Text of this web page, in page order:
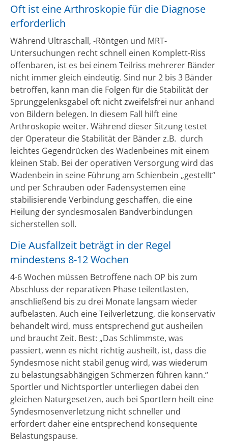
Oft ist eine Arthroskopie für die Diagnose
erforderlich
Während Ultraschall, -Röntgen und MRT-
Untersuchungen recht schnell einen Komplett-Riss
offenbaren, ist es bei einem Teilriss mehrerer Bänder
nicht immer gleich eindeutig. Sind nur 2 bis 3 Bänder
betroffen, kann man die Folgen für die Stabilität der
Sprunggelenksgabel oft nicht zweifelsfrei nur anhand
von Bildern belegen. In diesem Fall hilft eine
Arthroskopie weiter. Während dieser Sitzung testet
der Operateur die Stabilität der Bänder z.B. durch
leichtes Gegendrücken des Wadenbeines mit einem
kleinen Stab. Bei der operativen Versorgung wird das
Wadenbein in seine Führung am Schienbein „gestellt“
und per Schrauben oder Fadensystemen eine
stabilisierende Verbindung geschaffen, die eine
Heilung der syndesmosalen Bandverbindungen
sicherstellen soll.
Die Ausfallzeit beträgt in der Regel
mindestens 8-12 Wochen
4-6 Wochen müssen Betroffene nach OP bis zum
Abschluss der reparativen Phase teilentlasten,
anschließend bis zu drei Monate langsam wieder
aufbelasten. Auch eine Teilverletzung, die konservativ
behandelt wird, muss entsprechend gut ausheilen
und braucht Zeit. Best: „Das Schlimmste, was
passiert, wenn es nicht richtig ausheilt, ist, dass die
Syndesmose nicht stabil genug wird, was wiederum
zu belastungsabhängigen Schmerzen führen kann.“
Sportler und Nichtsportler unterliegen dabei den
gleichen Naturgesetzen, auch bei Sportlern heilt eine
Syndesmosenverletzung nicht schneller und
erfordert daher eine entsprechend konsequente
Belastungspause.